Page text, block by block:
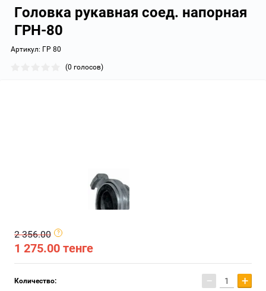
Головка рукавная соед. напорная
ГРН-80
Артикул: ГР 80
(0 голосов)
2 356.00
1 275.00 тенге
Количество: − +